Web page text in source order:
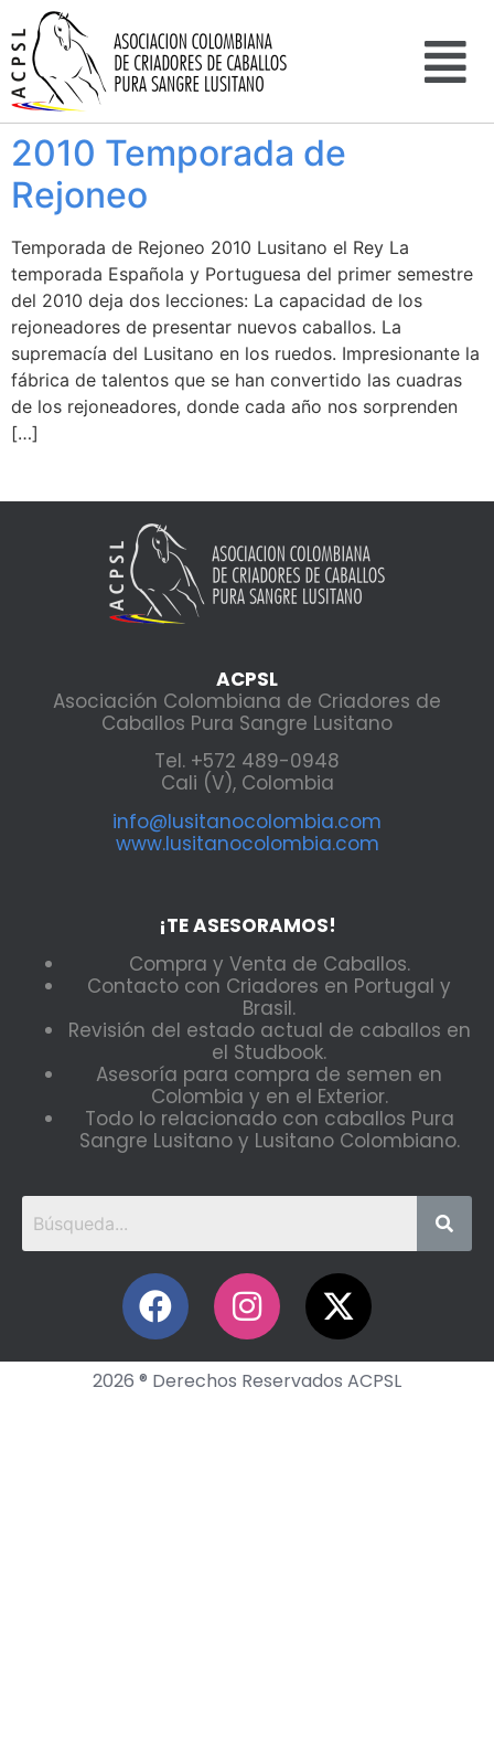
2010 Temporada de
Rejoneo
Temporada de Rejoneo 2010 Lusitano el Rey La
temporada Española y Portuguesa del primer semestre
del 2010 deja dos lecciones: La capacidad de los
rejoneadores de presentar nuevos caballos. La
supremacía del Lusitano en los ruedos. Impresionante la
fábrica de talentos que se han convertido las cuadras
de los rejoneadores, donde cada año nos sorprenden
[…]
ACPSL
Asociación Colombiana de Criadores de
Caballos Pura Sangre Lusitano
Tel. +572 489-0948
Cali (V), Colombia
info@lusitanocolombia.com
www.lusitanocolombia.com
¡TE ASESORAMOS!
Compra y Venta de Caballos.
Contacto con Criadores en Portugal y
Brasil.
Revisión del estado actual de caballos en
el Studbook.
Asesoría para compra de semen en
Colombia y en el Exterior.
Todo lo relacionado con caballos Pura
Sangre Lusitano y Lusitano Colombiano.
2026 ® Derechos Reservados ACPSL